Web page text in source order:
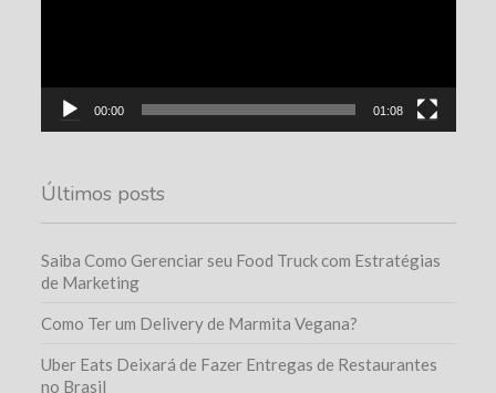
00:00 01:08
Últimos posts
Saiba Como Gerenciar seu Food Truck com Estratégias
de Marketing
Como Ter um Delivery de Marmita Vegana?
Uber Eats Deixará de Fazer Entregas de Restaurantes
no Brasil